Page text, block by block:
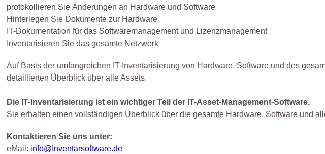
protokollieren Sie Änderungen an Hardware und Software
Hinterlegen Sie Dokumente zur Hardware
IT-Dokumentation für das Softwaremanagement und Lizenzmanagement
Inventarisieren Sie das gesamte Netzwerk
Auf Basis der umfangreichen IT-Inventarisierung von Hardware, Software und des
detaillierten Überblick über alle Assets.
Die IT-Inventarisierung ist ein wichtiger Teil der IT-Asset-Management-Software.
Sie erhalten einen vollständigen Überblick über die gesamte Hardware, Software und
Kontaktieren Sie uns unter:
eMail: info@Inventarsoftware.de